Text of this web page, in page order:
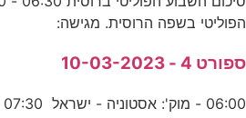
הפוליטי בשפה הרוסית. מגישה:
ספורט 4 - 10-03-2023